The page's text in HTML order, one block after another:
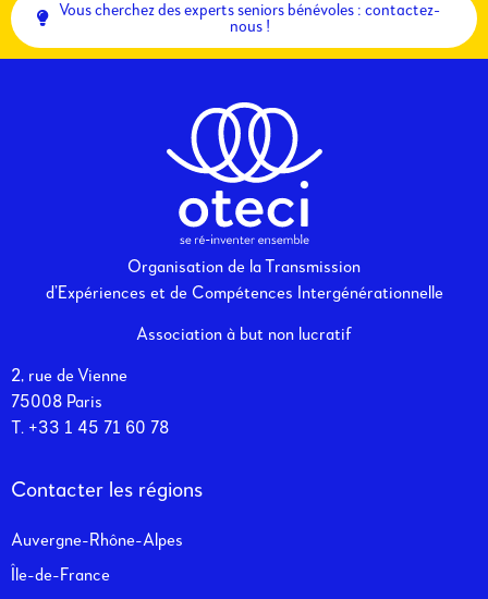
Vous cherchez des experts seniors bénévoles : contactez-
nous !
Organisation de la Transmission
d’Expériences et de Compétences Intergénérationnelle
Association à but non lucratif
2, rue de Vienne
75008 Paris
T. +33 1 45 71 60 78
Contacter les régions
Auvergne-Rhône-Alpes
Île-de-France